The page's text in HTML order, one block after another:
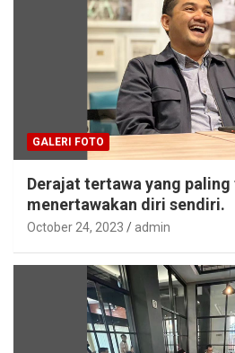
GALERI FOTO
Derajat tertawa yang
menertawakan diri sendiri.
October 24, 2023 admin